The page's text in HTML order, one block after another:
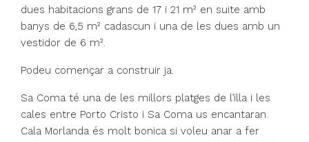
dues habitacions grans de 17 i 21 m² en suite amb
banys de 6,5 m² cadascun i una de les dues amb un
vestidor de 6 m².
Podeu començar a construir ja.
Sa Coma té una de les millors platges de l’illa i les
cales entre Porto Cristo i Sa Coma us encantaran.
Cala Morlanda és molt bonica si voleu anar a fer